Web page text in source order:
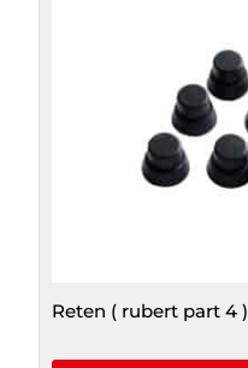
Reten ( rubert part 4 )